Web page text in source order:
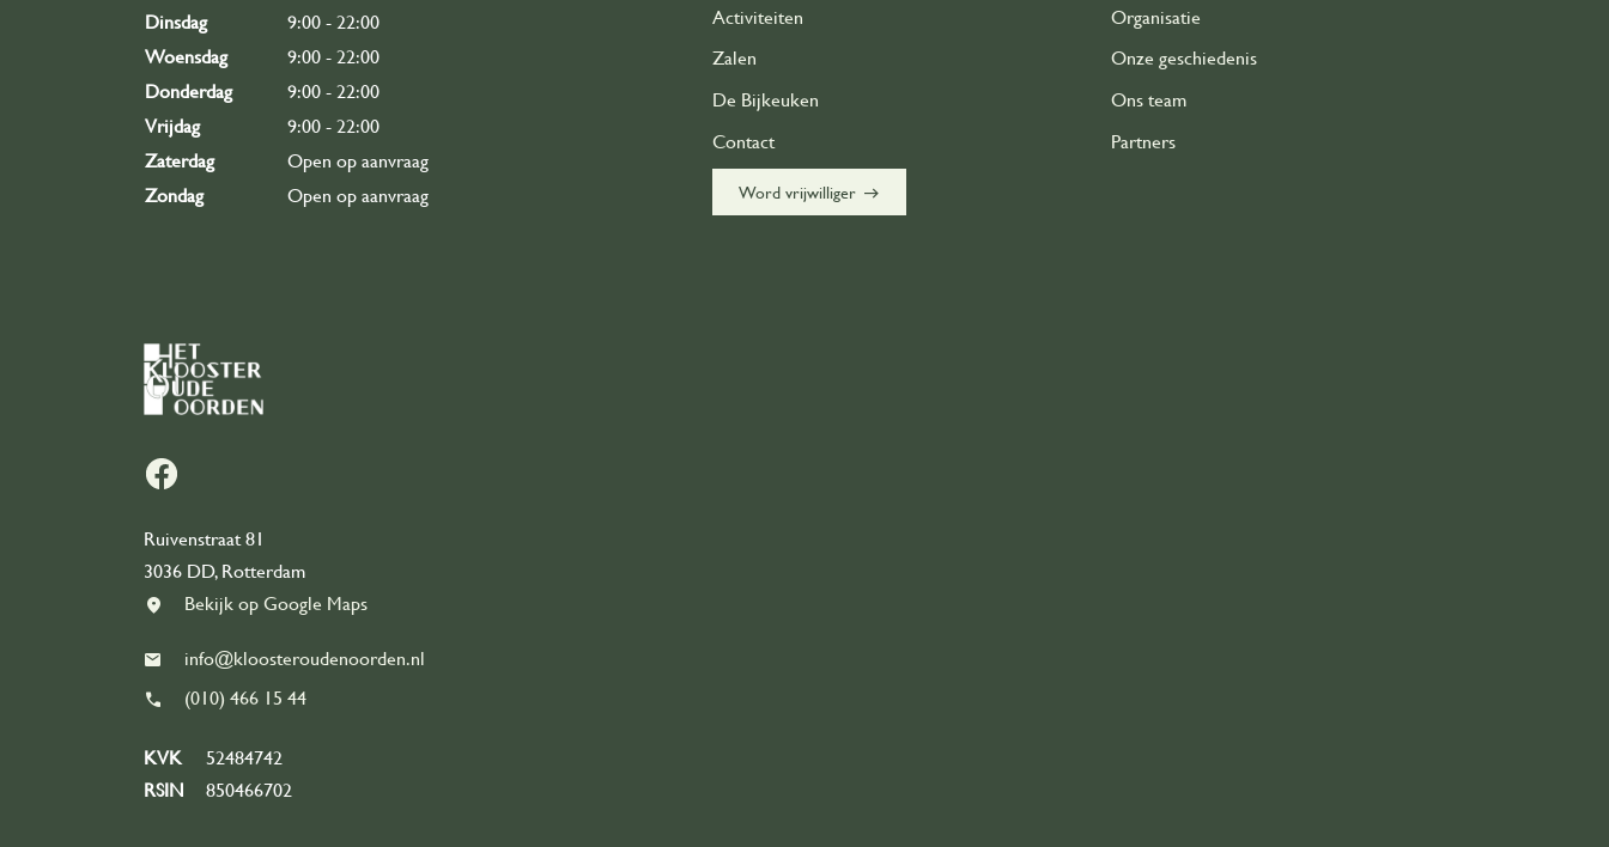
Ruivenstraat 81
3036 DD, Rotterdam
Bekijk op Google Maps
info@kloosteroudenoorden.nl
(010) 466 15 44
KVK
52484742
RSIN
850466702
Dinsdag
9:00 - 22:00
Woensdag
9:00 - 22:00
Donderdag
9:00 - 22:00
Vrijdag
9:00 - 22:00
Zaterdag
Open op aanvraag
Zondag
Open op aanvraag
Activiteiten
Zalen
De Bijkeuken
Contact
Word vrijwilliger east
Organisatie
Onze geschiedenis
Ons team
Partners